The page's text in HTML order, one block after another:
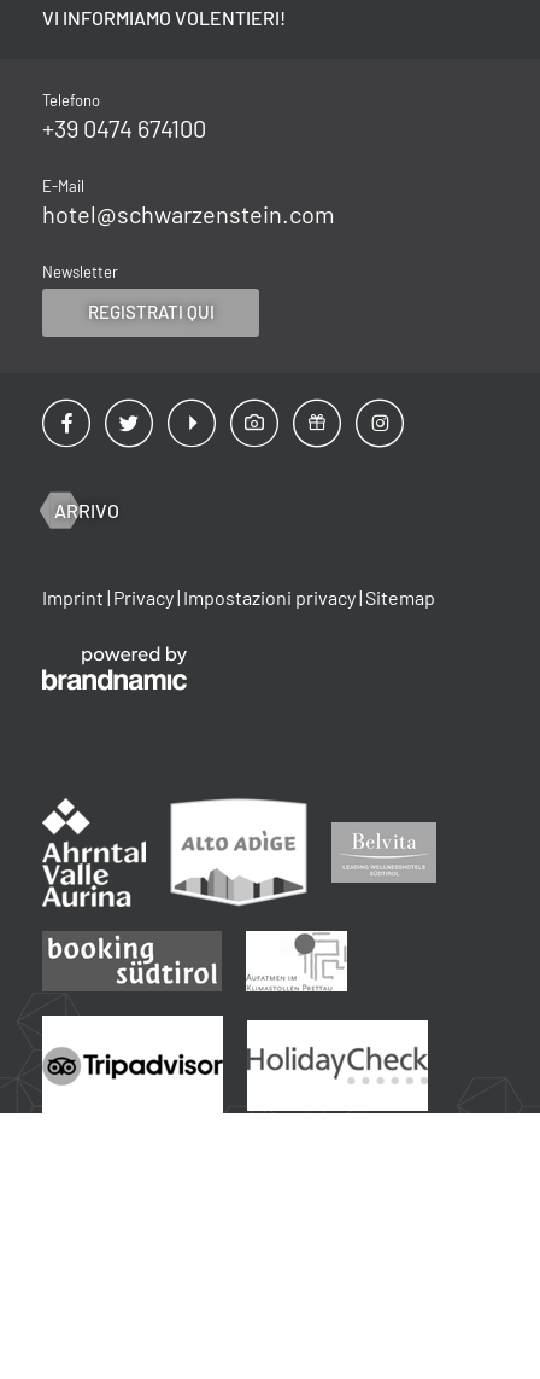
ARRIVO
Imprint | Privacy| Impostazioni privacy|Sitemap
VI INFORMIAMO VOLENTIERI!
Telefono
+39 0474 674100
E-Mail
hotel@schwarzenstein.com
Newsletter
REGISTRATI QUI